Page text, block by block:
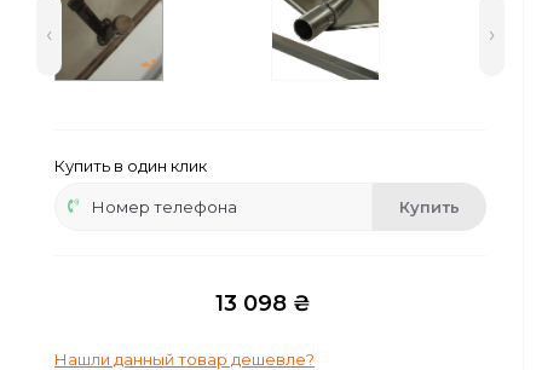
‹ ›
Купить в один клик
Купить
13 098 ₴
Нашли данный товар дешевле?